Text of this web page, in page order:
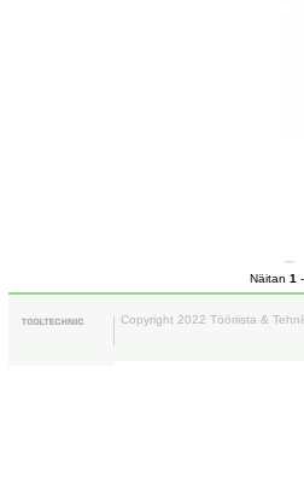
Näitan 1 -
Copyright 2022 Tööriista &